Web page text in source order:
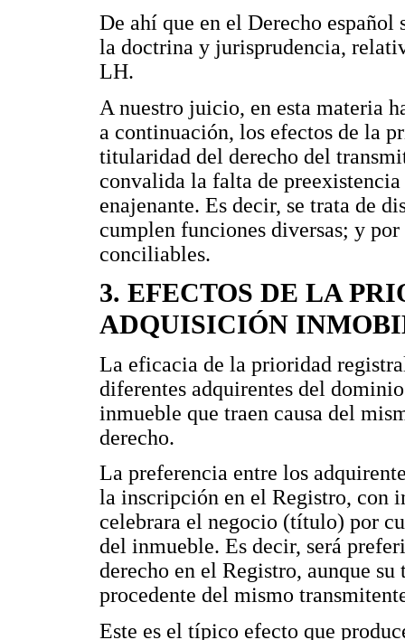
De ahí que en el Derecho
la doctrina y jurisprudencia,
LH.
A nuestro juicio, en esta materia
a continuación, los efectos de la
titularidad del derecho del
convalida la falta de
enajenante. Es decir, se trata de
cumplen funciones diversas; y
conciliables.
3. EFECTOS DE LA
ADQUISICIÓN
La eficacia de la prioridad
diferentes adquirentes del
inmueble que traen causa del
derecho.
La preferencia entre los
la inscripción en el Registro, con
celebrara el negocio (título) por
del inmueble. Es decir, será
derecho en el Registro, aunque
procedente del mismo
Este es el típico efecto que